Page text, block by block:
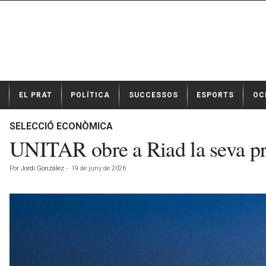
t
EL PRAT POLÍTICA SUCCESSOS ESPORTS OCI
SELECCIÓ ECONÒMICA
UNITAR obre a Riad la seva
Por Jordi González - 19 de juny de 2026